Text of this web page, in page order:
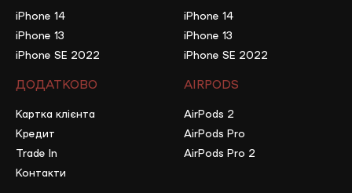
iPhone 14
iPhone 13
iPhone SE 2022
iPhone 14
iPhone 13
iPhone SE 2022
ДОДАТКОВО
Картка клієнта
Кредит
Trade In
Контакти
AIRPODS
AirPods 2
AirPods Pro
AirPods Pro 2